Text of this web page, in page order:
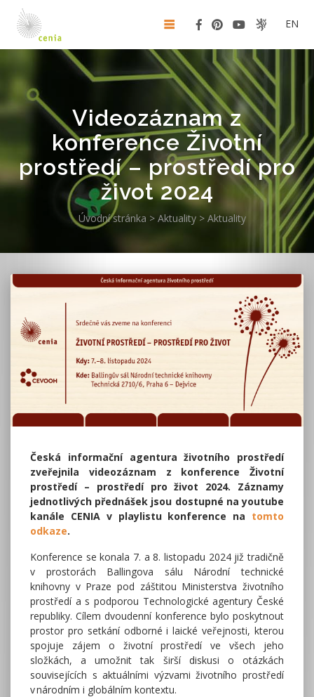
EN
Videozáznam z
konference Životní
prostředí – prostředí pro
život 2024
Úvodní stránka > Aktuality > Aktuality
Česká informační agentura životního prostředí
zveřejnila videozáznam z konference Životní
prostředí – prostředí pro život 2024. Záznamy
jednotlivých přednášek jsou dostupné na youtube
kanále CENIA v playlistu konference na tomto
odkaze.
Konference se konala 7. a 8. listopadu 2024 již tradičně
v prostorách Ballingova sálu Národní technické
knihovny v Praze pod záštitou Ministerstva životního
prostředí a s podporou Technologické agentury České
republiky. Cílem dvoudenní konference bylo poskytnout
prostor pro setkání odborné i laické veřejnosti, kterou
spojuje zájem o životní prostředí ve všech jeho
složkách, a umožnit tak širší diskusi o otázkách
souvisejících s aktuálními výzvami životního prostředí
v národním i globálním kontextu.